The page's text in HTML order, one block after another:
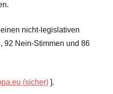
nicht-legislativen
92 Nein-Stimmen und 86
(sicher) ].